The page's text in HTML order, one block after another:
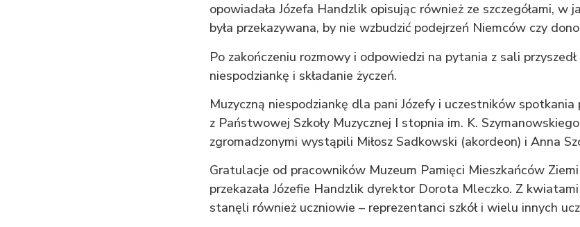
opowiadała Józefa Handzlik opisując również ze szczegółami, w
była przekazywana, by nie wzbudzić podejrzeń Niemców czy
Po zakończeniu rozmowy i odpowiedzi na pytania z sali przyszedł
niespodziankę i składanie życzeń.
Muzyczną niespodziankę dla pani Józefy i uczestników
z Państwowej Szkoły Muzycznej I stopnia im. K.
zgromadzonymi wystąpili Miłosz Sadkowski (akordeon) i Anna
Gratulacje od pracowników Muzeum Pamięci Mieszkańców
przekazała Józefie Handzlik dyrektor Dorota Mleczko. Z
stanęli również uczniowie – reprezentanci szkół i wielu innych